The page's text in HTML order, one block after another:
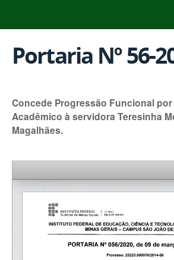
Portaria Nº 56-
Concede Progressão Funcional
Acadêmico à servidora Teresinha
Magalhães.